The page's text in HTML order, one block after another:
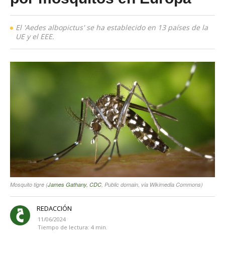
El 'Aedes albopictus' se ha establecido en 13 países de la
UE y el EEE.
Mosquito tigre (James Gathany, CDC, Public domain, via Wikimedia Commons)
REDACCIÓN
11/06/2024
Tiempo de lectura: 4 min.